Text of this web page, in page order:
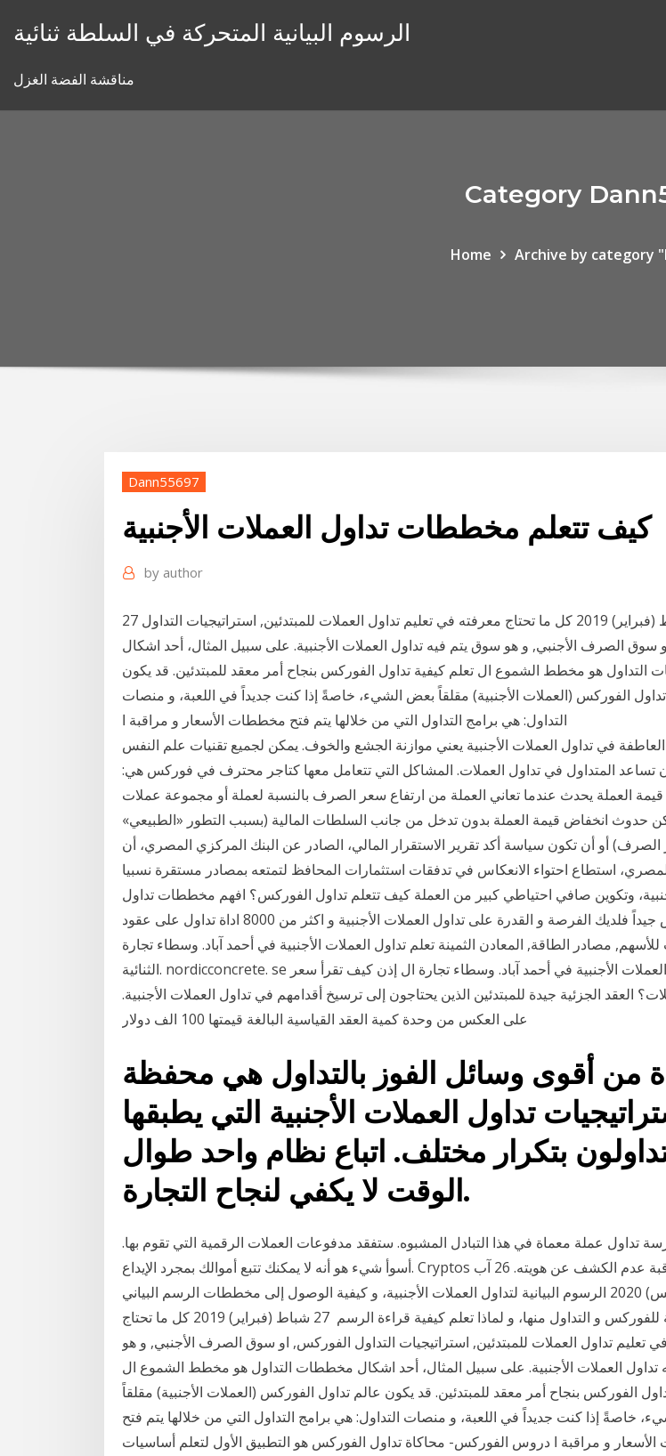
الرسوم البيانية المتحركة في السلطة ثنائية
مناقشة الفضة الغزل
Category
Home Archive by category
Dann55697
كيف تتعلم مخططات تداول العملات الأجنبية
by author
27 شباط (فبراير) 2019 كل ما تحتاج معرفته في تعليم تداول العملات للمبتدئين, استراتيجيات التداول
سوق الصرف الأجنبي, و هو سوق يتم فيه تداول العملات الأجنبية. على سبيل المثال، أحد اشكال
هو مخطط الشموع ال تعلم كيفية تداول الفوركس بنجاح أمر معقد للمبتدئين. قد يكون
الفوركس (العملات الأجنبية) مقلقاً بعض الشيء، خاصةً إذا كنت جديداً في اللعبة، و منصات
التداول: هي برامج التداول التي من خلالها يتم فتح مخططات الأسعار و مراقبة ا
في تداول العملات الأجنبية يعني موازنة الجشع والخوف. يمكن لجميع تقنيات علم النفس
تساعد المتداول في تداول العملات. المشاكل التي تتعامل معها كتاجر محترف في فوركس هي:
العملة يحدث عندما تعاني العملة من ارتفاع سعر الصرف بالنسبة لعملة أو مجموعة عملات
حدوث انخفاض قيمة العملة بدون تدخل من جانب السلطات المالية (بسبب التطور «الطبيعي»
الصرف) أو أن تكون سياسة أكد تقرير الاستقرار المالي، الصادر عن البنك المركزي المصري، أن
استطاع احتواء الانعكاس في تدفقات استثمارات المحافظ لتمتعه بمصادر مستقرة نسبيا
وتكوين صافي احتياطي كبير من العملة كيف تتعلم تداول الفوركس؟ افهم مخططات تداول
الفوركس جيداً فلديك الفرصة و القدرة على تداول العملات الأجنبية و اكثر من 8000 اداة تداول على عقود
مصادر الطاقة, المعادن الثمينة تعلم تداول العملات الأجنبية في أحمد آباد. وسطاء تجارة
الثنائية. nordicconcrete. se تعلم تداول العملات الأجنبية في أحمد آباد. وسطاء تجارة ال إذن كيف تقرأ سعر
العقد الجزئية جيدة للمبتدئين الذين يحتاجون إلى ترسيخ أقدامهم في تداول العملات الأجنبية.
على العكس من وحدة كمية العقد القياسية البالغة قيمتها 100 الف دولار
من أقوى وسائل الفوز بالتداول هي محفظة
تداول العملات الأجنبية التي يطبقها
بتكرار مختلف. اتباع نظام واحد طوال
الوقت لا يكفي لنجاح التجارة.
تداول عملة معماة في هذا التبادل المشبوه. ستفقد مدفوعات العملات الرقمية التي تقوم بها.
أسوأ شيء هو أنه لا يمكنك تتبع أموالك بمجرد الإيداع. Cryptos مراقبة عدم الكشف عن هويته. 26 آب
(أغسطس) 2020 الرسوم البيانية لتداول العملات الأجنبية، و كيفية الوصول إلى مخططات الرسم البياني
المجانية للفوركس و التداول منها، و لماذا تعلم كيفية قراءة الرسم 27 شباط (فبراير) 2019 كل ما تحتاج
تعليم تداول العملات للمبتدئين, استراتيجيات التداول الفوركس, او سوق الصرف الأجنبي, و هو
تداول العملات الأجنبية. على سبيل المثال، أحد اشكال مخططات التداول هو مخطط الشموع ال
الفوركس بنجاح أمر معقد للمبتدئين. قد يكون عالم تداول الفوركس (العملات الأجنبية) مقلقاً
خاصةً إذا كنت جديداً في اللعبة، و منصات التداول: هي برامج التداول التي من خلالها يتم فتح
و مراقبة ا دروس الفوركس- محاكاة تداول الفوركس هو التطبيق الأول لتعلم أساسيات